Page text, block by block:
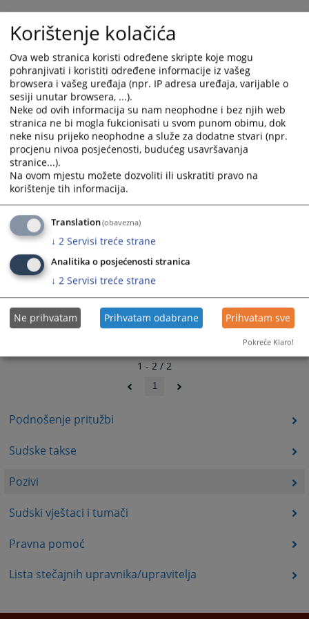
Podnošenje pritužbi
Sudske takse
Pozivi
Sudski vještaci i tumači
Pravna pomoć
Lista stečajnih upravnika/upravitelja
select
a
date.
Press
the
question
mark
key
to
get
the
keyboard
shortcuts
for
changing
dates.
select
a
date.
Press
the
question
key
to
get
keyboard
for
1 - 2 / 2
1
Korištenje kolačića
Ova web stranica koristi određene skripte koje mogu
pohranjivati i koristiti određene informacije iz vašeg
browsera i vašeg uređaja (npr. IP adresa uređaja, varijable o
sesiji unutar browsera, ...).
Neke od ovih informacija su nam neophodne i bez njih web
stranica ne bi mogla fukcionisati u svom punom obimu, dok
neke nisu prijeko neophodne a služe za dodatne stvari (npr.
procjenu nivoa posjećenosti, budućeg usavršavanja
stranice...).
Na ovom mjestu možete dozvoliti ili uskratiti pravo na
korištenje tih informacija.
Translation(obavezna)
↓ 2 Servisi treće strane
Analitika o posjećenosti stranica
↓ 2 Servisi treće strane
Ne prihvatam Prihvatam odabrane Prihvatam sve
Pokreće Klaro!